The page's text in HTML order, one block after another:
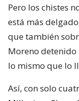
Pero los chistes
está más
que también
Moreno detenido
lo mismo que lo
Así, con solo